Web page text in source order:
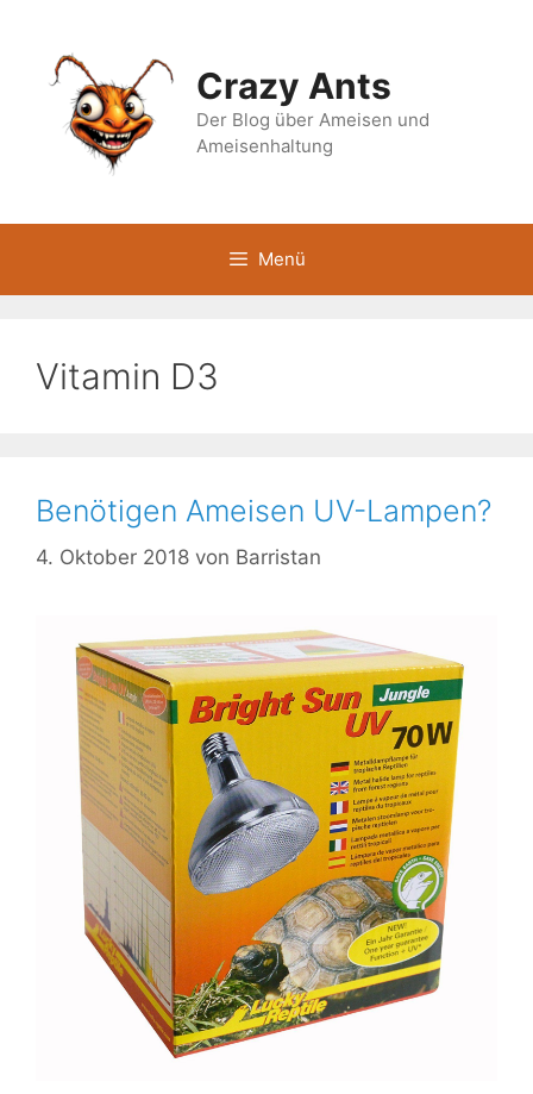
springen
Crazy Ants
Der Blog über Ameisen und
Ameisenhaltung
Menü
Vitamin D3
Benötigen Ameisen UV-Lampen?
4. Oktober 2018 von Barristan